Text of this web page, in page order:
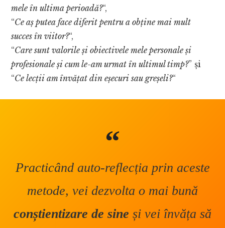
mele în ultima perioadă?“,
“Ce aș putea face diferit pentru a obține mai mult
succes în viitor?“,
“Care sunt valorile și obiectivele mele personale și
profesionale și cum le-am urmat în ultimul timp?” și
“Ce lecții am învățat din eșecuri sau greșeli?“
Practicând auto-reflecția prin aceste
metode, vei dezvolta o mai bună
conștientizare de sine și vei învăța să